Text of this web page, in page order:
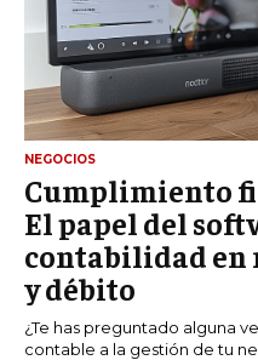
NEGOCIOS
Cumplimiento
El papel del
contabilidad en
y débito
¿Te has preguntado alguna
contable a la gestión de tu